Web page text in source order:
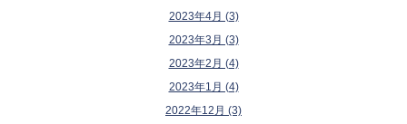
2023年4月 (3)
2023年3月 (3)
2023年2月 (4)
2023年1月 (4)
2022年12月 (3)